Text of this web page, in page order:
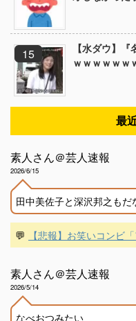
【水ダウ】
ｗｗｗｗｗｗ
最
素人さん＠芸人速報
2026/6/15
田中美佐子と深沢邦之もだ
💬 【悲報】お笑いコンビ
素人さん＠芸人速報
2026/5/14
なべおつみたい